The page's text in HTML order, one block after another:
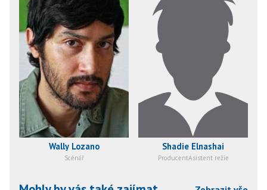
Wally Lozano
Scénář
Shadie Elnashai
ProducentAsistent režie